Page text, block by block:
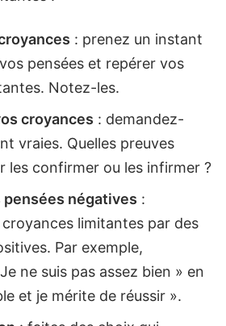
: prenez un instant
pensées et repérer vos
Notez-les.
croyances : demandez-
vraies. Quelles preuves
les confirmer ou les infirmer ?
pensées négatives :
limitantes par des
Par exemple,
ne suis pas assez bien » en
et je mérite de réussir ».